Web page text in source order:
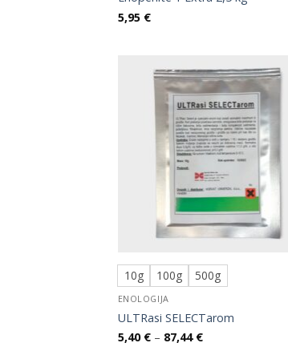
5,95 €
10g 100g 500g
ENOLOGIJA
ULTRasi SELECTarom
5,40 € – 87,44 €Raspon